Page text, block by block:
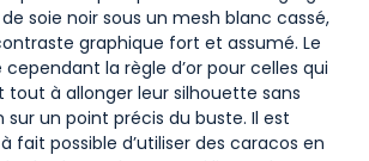
soie noir sous un mesh blanc cassé,
graphique fort et assumé. Le
la règle d’or pour celles qui
à allonger leur silhouette sans
sur un point précis du buste. Il est
fait possible d’utiliser des caracos en